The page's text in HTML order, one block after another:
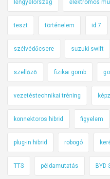
lengyelország elektromos
teszt történelem id.7
szélvédőcsere suzuki swift
szellőző fizikai gomb
vezetéstechnikai tréning
konnektoros hibrid figyelem
plug-in hibrid robogó
TTS példamutatás BYD